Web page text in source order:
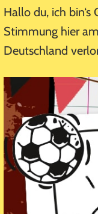
Hallo du, ich
Stimmung hier
Deutschland